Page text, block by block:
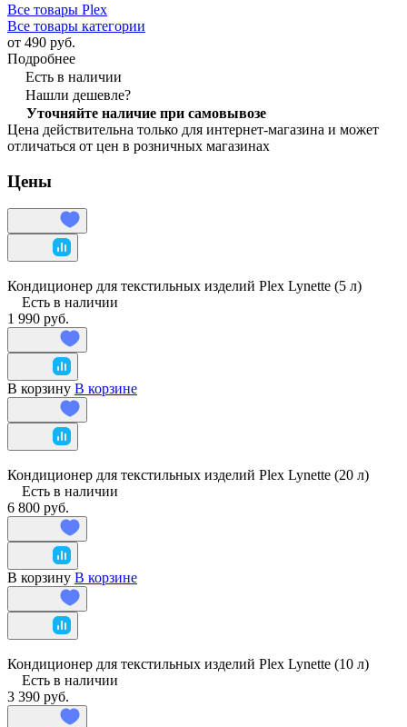
Все товары Plex
Все товары категории
от 490 руб.
Подробнее
Есть в наличии
Нашли дешевле?
Уточняйте наличие при самовывозе
Цена действительна только для интернет-магазина и может
отличаться от цен в розничных магазинах
Цены
Кондиционер для текстильных изделий Plex Lynette (5 л)
Есть в наличии
1 990 руб.
В корзину В корзине
Кондиционер для текстильных изделий Plex Lynette (20 л)
Есть в наличии
6 800 руб.
В корзину В корзине
Кондиционер для текстильных изделий Plex Lynette (10 л)
Есть в наличии
3 390 руб.